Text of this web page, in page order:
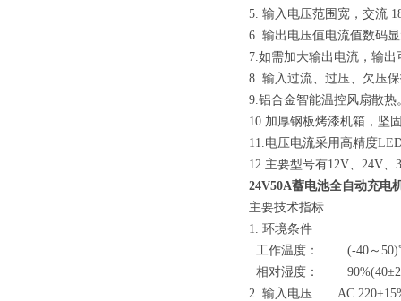
5. 输入电压范围宽，交流
6. 输出电压值电流值数码
7.如需加大输出电流，输
8. 输入过流、过压、欠压
9.铝合金智能温控风扇散热
10.加厚钢板烤漆机箱，坚
11.电压电流采用高精度
12.主要型号有12V、24V、
24V50A蓄电池全自动充电
主要技术指标
1. 环境条件
工作温度： (-40～
相对湿度：
2. 输入电压 AC